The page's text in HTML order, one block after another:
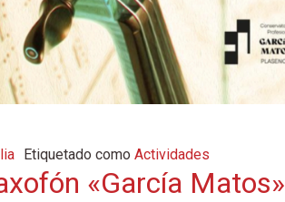
Etiquetado como Actividades
«García Matos»